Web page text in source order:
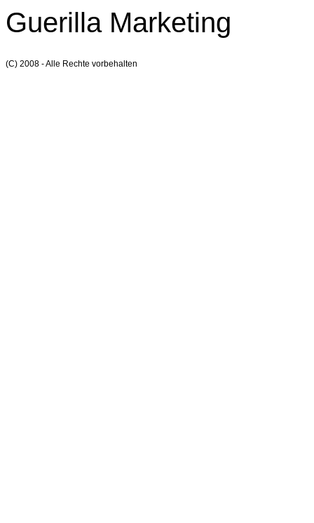
Guerilla Marketing
(C) 2008 - Alle Rechte vorbehalten